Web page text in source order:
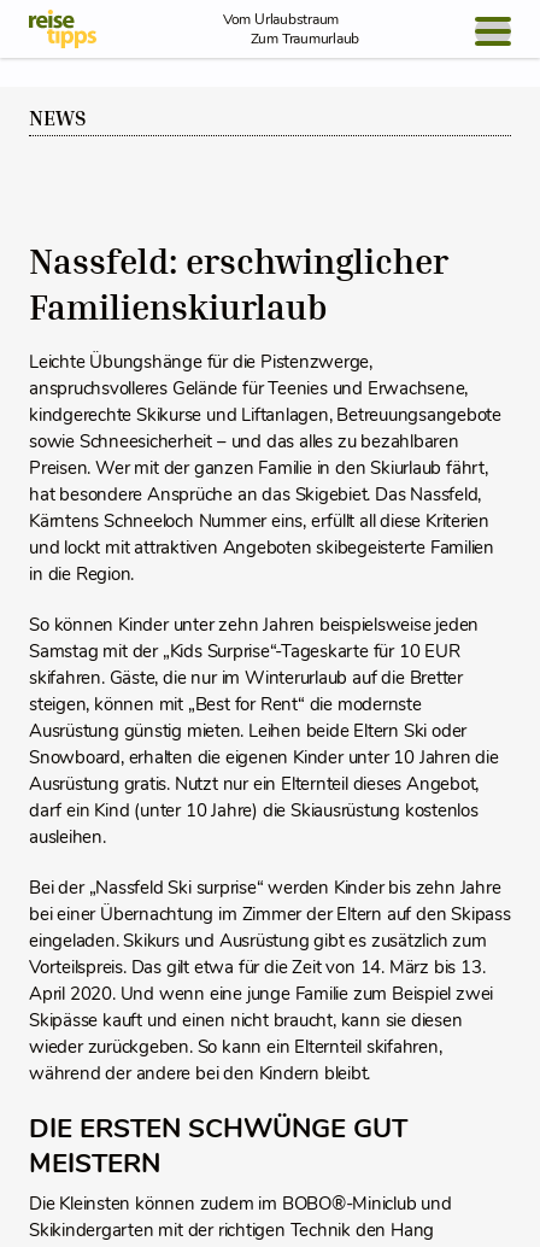
Skip to Content
Vom Urlaubstraum
Zum Traumurlaub
NEWS
Nassfeld: erschwinglicher
Familienskiurlaub
Leichte Übungshänge für die Pistenzwerge,
anspruchsvolleres Gelände für Teenies und Erwachsene,
kindgerechte Skikurse und Liftanlagen, Betreuungsangebote
sowie Schneesicherheit – und das alles zu bezahlbaren
Preisen. Wer mit der ganzen Familie in den Skiurlaub fährt,
hat besondere Ansprüche an das Skigebiet. Das Nassfeld,
Kärntens Schneeloch Nummer eins, erfüllt all diese Kriterien
und lockt mit attraktiven Angeboten skibegeisterte Familien
in die Region.
So können Kinder unter zehn Jahren beispielsweise jeden
Samstag mit der „Kids Surprise“-Tageskarte für 10 EUR
skifahren. Gäste, die nur im Winterurlaub auf die Bretter
steigen, können mit „Best for Rent“ die modernste
Ausrüstung günstig mieten. Leihen beide Eltern Ski oder
Snowboard, erhalten die eigenen Kinder unter 10 Jahren die
Ausrüstung gratis. Nutzt nur ein Elternteil dieses Angebot,
darf ein Kind (unter 10 Jahre) die Skiausrüstung kostenlos
ausleihen.
Bei der „Nassfeld Ski surprise“ werden Kinder bis zehn Jahre
bei einer Übernachtung im Zimmer der Eltern auf den Skipass
eingeladen. Skikurs und Ausrüstung gibt es zusätzlich zum
Vorteilspreis. Das gilt etwa für die Zeit von 14. März bis 13.
April 2020. Und wenn eine junge Familie zum Beispiel zwei
Skipässe kauft und einen nicht braucht, kann sie diesen
wieder zurückgeben. So kann ein Elternteil skifahren,
während der andere bei den Kindern bleibt.
DIE ERSTEN SCHWÜNGE GUT
MEISTERN
Die Kleinsten können zudem im BOBO®-Miniclub und
Skikindergarten mit der richtigen Technik den Hang